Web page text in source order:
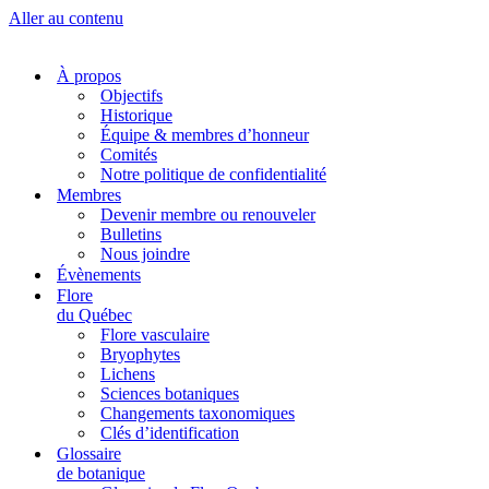
Aller au contenu
À propos
Objectifs
Historique
Équipe & membres d’honneur
Comités
Notre politique de confidentialité
Membres
Devenir membre ou renouveler
Bulletins
Nous joindre
Évènements
Flore
du Québec
Flore vasculaire
Bryophytes
Lichens
Sciences botaniques
Changements taxonomiques
Clés d’identification
Glossaire
de botanique